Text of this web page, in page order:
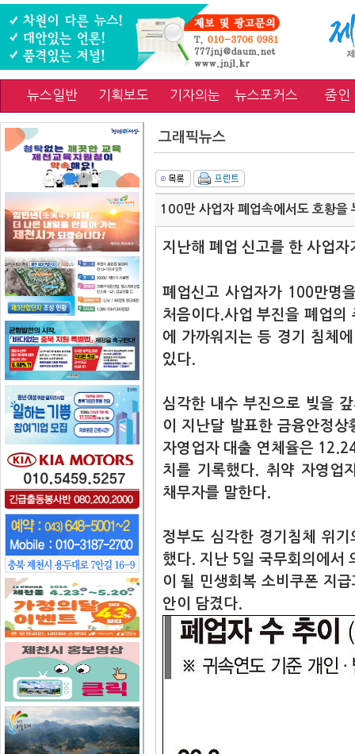
뉴스일반 기획보도 기자의눈 뉴스포커스 줌인
그래픽뉴스
100만 사업자 폐업속에서도 호황을
지난해 폐업 신고를 한 사업
폐업신고 사업자가 100만명
처음이다.사업 부진을 폐업의
에 가까워지는 등 경기 침체
있다.
심각한 내수 부진으로 빚을
이 지난달 발표한 금융안정
자영업자 대출 연체율은
치를 기록했다. 취약 자영업
채무자를 말한다.
정부도 심각한 경기침체 위
했다. 지난 5일 국무회의에서
이 될 민생회복 소비쿠폰 지
안이 담겼다.